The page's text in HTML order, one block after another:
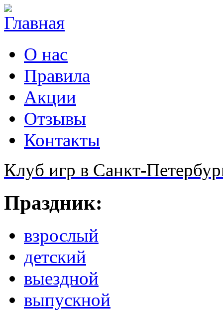
О нас
Правила
Акции
Отзывы
Контакты
Клуб игр в Санкт-
Праздник:
взрослый
детский
выездной
выпускной